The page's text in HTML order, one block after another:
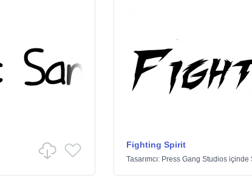
Fighting Spirit
Tasarımcı: Press Gang Studiosiçinde